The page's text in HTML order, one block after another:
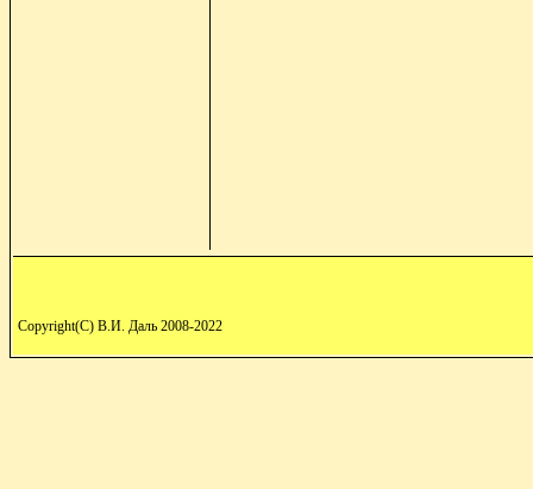
Copyright(C) В.И. Даль 2008-2022